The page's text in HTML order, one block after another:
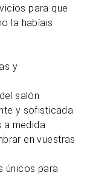
para que
la habíais
y
salón
y sofisticada
a medida
en vuestras
únicos para